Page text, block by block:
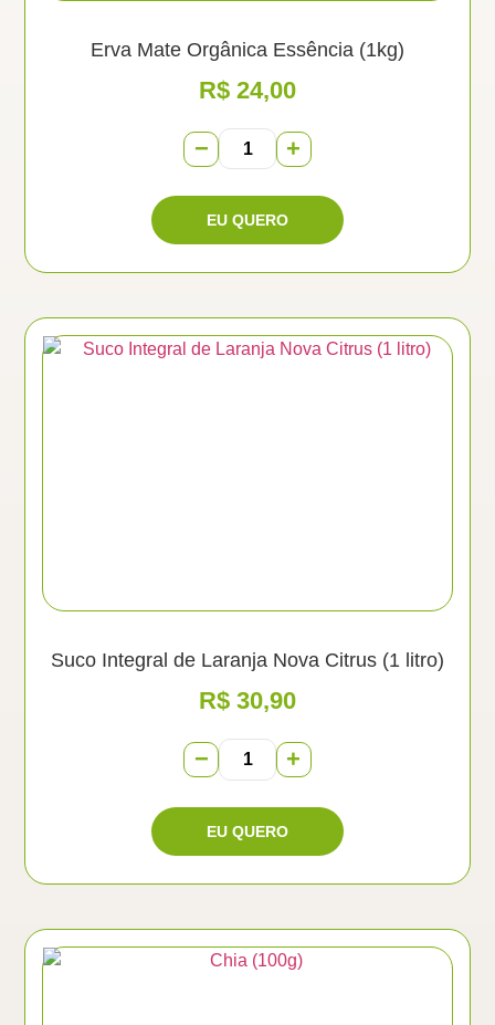
Erva Mate Orgânica Essência (1kg)
R$ 24,00
− +
Suco Integral de Laranja Nova Citrus (1 litro)
R$ 30,90
− +